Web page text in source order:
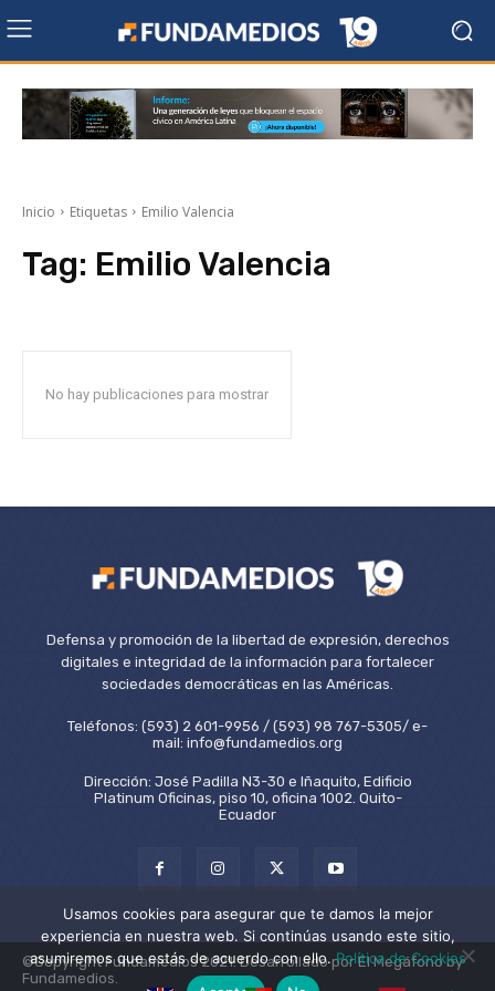
Inicio Etiquetas Emilio Valencia
Tag: Emilio Valencia
No hay publicaciones para mostrar
Defensa y promoción de la libertad de expresión, derechos
digitales e integridad de la información para fortalecer
sociedades democráticas en las Américas.
Teléfonos: (593) 2 601-9956 / (593) 98 767-5305/ e-
mail: info@fundamedios.org
Dirección: José Padilla N3-30 e Iñaquito, Edificio
Platinum Oficinas, piso 10, oficina 1002. Quito-
Ecuador
©Copyright Fundamedios 2021. Desarrollado por El Megáfono by
Fundamedios.
Usamos cookies para asegurar que te damos la mejor
experiencia en nuestra web. Si continúas usando este sitio,
asumiremos que estás de acuerdo con ello.Política de Cookies